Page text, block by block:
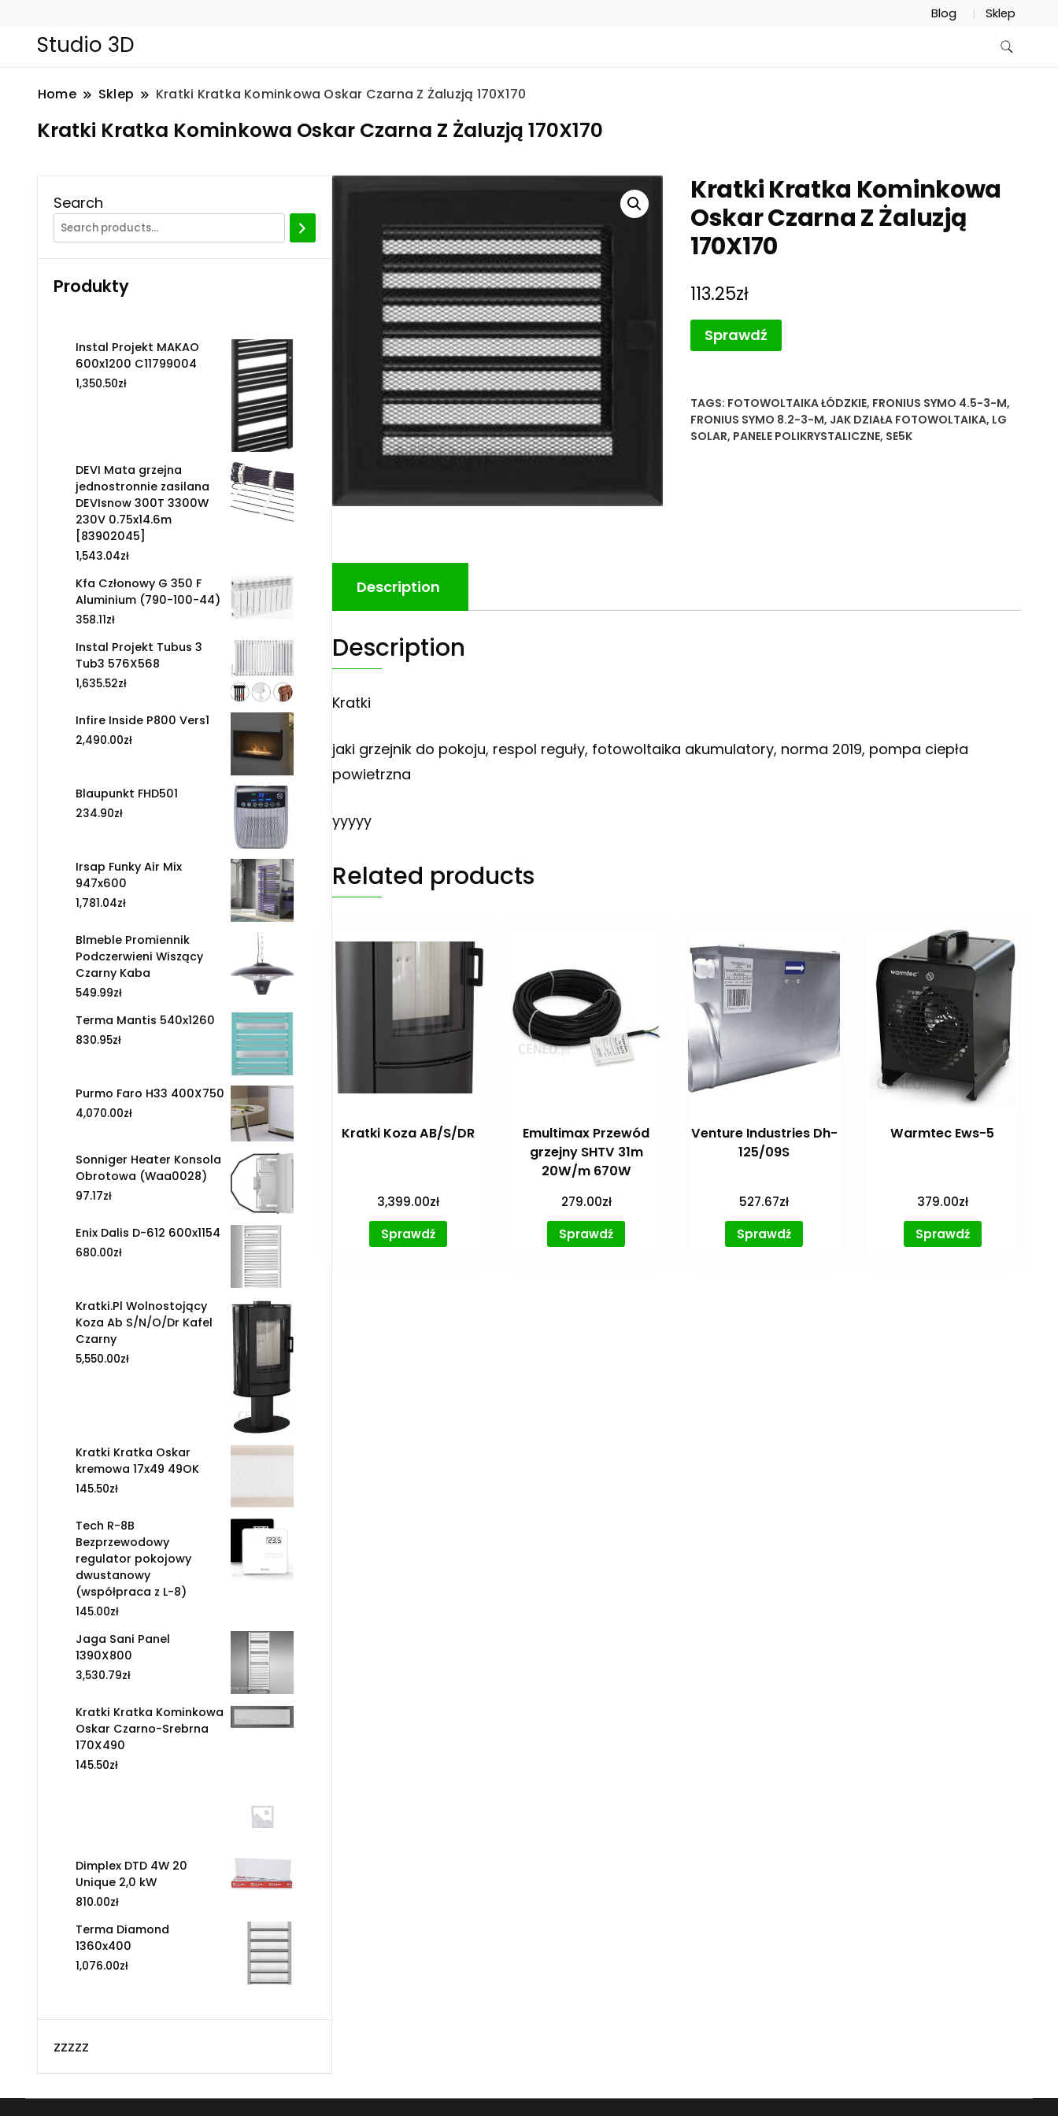
Blog Sklep
Studio 3D
Home Sklep Kratki Kratka Kominkowa Oskar Czarna Z Żaluzją 170X170
Kratki Kratka Kominkowa Oskar Czarna Z Żaluzją 170X170
Kratki Kratka Kominkowa
Oskar Czarna Z Żaluzją
170X170
113.25zł
Sprawdź
TAGS: FOTOWOLTAIKA ŁÓDZKIE, FRONIUS SYMO 4.5-3-M,
FRONIUS SYMO 8.2-3-M, JAK DZIAŁA FOTOWOLTAIKA, LG
SOLAR, PANELE POLIKRYSTALICZNE, SE5K
Description
Description
Kratki
jaki grzejnik do pokoju, respol reguły, fotowoltaika akumulatory, norma 2019, pompa ciepła
powietrzna
yyyyy
Related products
Kratki Koza AB/S/DR
3,399.00zł
Sprawdź
Emultimax Przewód
grzejny SHTV 31m
20W/m 670W
279.00zł
Sprawdź
Venture Industries Dh-
125/09S
527.67zł
Sprawdź
Warmtec Ews-5
379.00zł
Sprawdź
Search
Produkty
Instal Projekt MAKAO
600x1200 C11799004
1,350.50zł
DEVI Mata grzejna
jednostronnie zasilana
DEVIsnow 300T 3300W
230V 0.75x14.6m
[83902045]
1,543.04zł
Kfa Członowy G 350 F
Aluminium (790-100-44)
358.11zł
Instal Projekt Tubus 3
Tub3 576X568
1,635.52zł
Infire Inside P800 Vers1
2,490.00zł
Blaupunkt FHD501
234.90zł
Irsap Funky Air Mix
947x600
1,781.04zł
Blmeble Promiennik
Podczerwieni Wiszący
Czarny Kaba
549.99zł
Terma Mantis 540x1260
830.95zł
Purmo Faro H33 400X750
4,070.00zł
Sonniger Heater Konsola
Obrotowa (Waa0028)
97.17zł
Enix Dalis D-612 600x1154
680.00zł
Kratki.Pl Wolnostojący
Koza Ab S/N/O/Dr Kafel
Czarny
5,550.00zł
Kratki Kratka Oskar
kremowa 17x49 49OK
145.50zł
Tech R-8B
Bezprzewodowy
regulator pokojowy
dwustanowy
(współpraca z L-8)
145.00zł
Jaga Sani Panel
1390X800
3,530.79zł
Kratki Kratka Kominkowa
Oskar Czarno-Srebrna
170X490
145.50zł
Dimplex DTD 4W 20
Unique 2,0 kW
810.00zł
Terma Diamond
1360x400
1,076.00zł
zzzzz